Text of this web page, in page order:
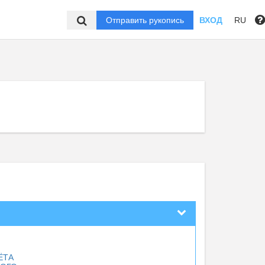
Отправить рукопись ВХОД RU